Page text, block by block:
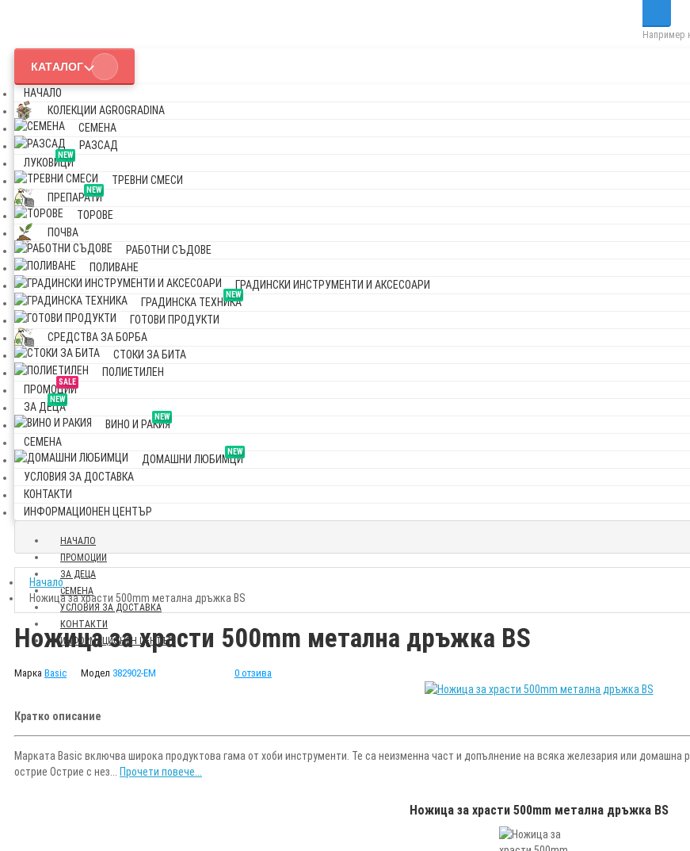
Например
КАТАЛОГ
НАЧАЛО
КОЛЕКЦИИ AGROGRADINA
СЕМЕНА
РАЗСАД
NEW
ЛУКОВИЦИ
ТРЕВНИ СМЕСИ
NEW
ПРЕПАРАТИ
ТОРОВЕ
ПОЧВА
РАБОТНИ СЪДОВЕ
ПОЛИВАНЕ
ГРАДИНСКИ ИНСТРУМЕНТИ И АКСЕСОАРИ
NEW
ГРАДИНСКА ТЕХНИКА
ГОТОВИ ПРОДУКТИ
СРЕДСТВА ЗА БОРБА
СТОКИ ЗА БИТА
ПОЛИЕТИЛЕН
SALE
ПРОМОЦИИ
NEW
ЗА ДЕЦА
NEW
ВИНО И РАКИЯ
СЕМЕНА
NEW
ДОМАШНИ ЛЮБИМЦИ
УСЛОВИЯ ЗА ДОСТАВКА
КОНТАКТИ
ИНФОРМАЦИОНЕН ЦЕНТЪР
НАЧАЛО
ПРОМОЦИИ
ЗА ДЕЦА
СЕМЕНА
УСЛОВИЯ ЗА ДОСТАВКА
КОНТАКТИ
ИНФОРМАЦИОНЕН ЦЕНТЪР
Начало
Ножица за храсти 500mm метална дръжка BS
Ножица за храсти 500mm метална дръжка BS
Марка Basic Модел 382902-EM 0 отзива
Кратко описание
Марката Basic включва широка продуктова гама от хоби инструменти. Те са неизменна част и допълнение на всяка железария или
острие Острие с нез... Прочети повече...
Ножица за храсти 500mm метална дръжка BS